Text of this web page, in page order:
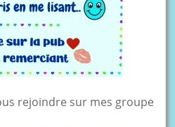
rejoindre sur mes groupe